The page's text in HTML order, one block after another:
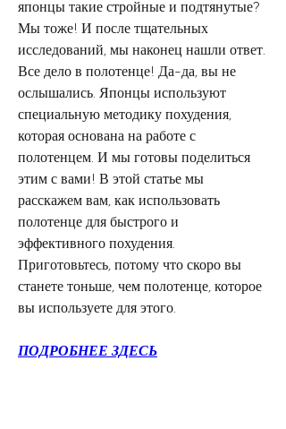
японцы такие стройные и подтянутые?
Мы тоже! И после тщательных
исследований, мы наконец нашли ответ.
Все дело в полотенце! Да-да, вы не
ослышались. Японцы используют
специальную методику похудения,
которая основана на работе с
полотенцем. И мы готовы поделиться
этим с вами! В этой статье мы
расскажем вам, как использовать
полотенце для быстрого и
эффективного похудения.
Приготовьтесь, потому что скоро вы
станете тоньше, чем полотенце, которое
вы используете для этого.
ПОДРОБНЕЕ ЗДЕСЬ